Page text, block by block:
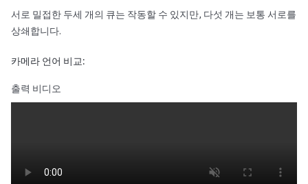
서로 밀접한 두세 개의 큐는 작동할 수 있지만, 다섯 개는 보통 서로를
상쇄합니다.
카메라 언어 비교:
출력 비디오